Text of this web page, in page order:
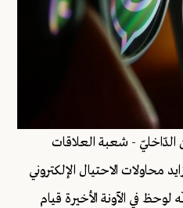
الدّاخليّ - شعبة العلاقات
محاولات الاحتيال الإلكتروني
لوحظ في الآونة الأخيرة قيام